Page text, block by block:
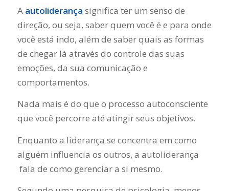
A autoliderança significa ter um senso de
direção, ou seja, saber quem você é e para onde
você está indo, além de saber quais as formas
de chegar lá através do controle das suas
emoções, da sua comunicação e
comportamentos.
Nada mais é do que o processo autoconsciente
que você percorre até atingir seus objetivos.
Enquanto a liderança se concentra em como
alguém influencia os outros, a autoliderança
fala de como gerenciar a si mesmo.